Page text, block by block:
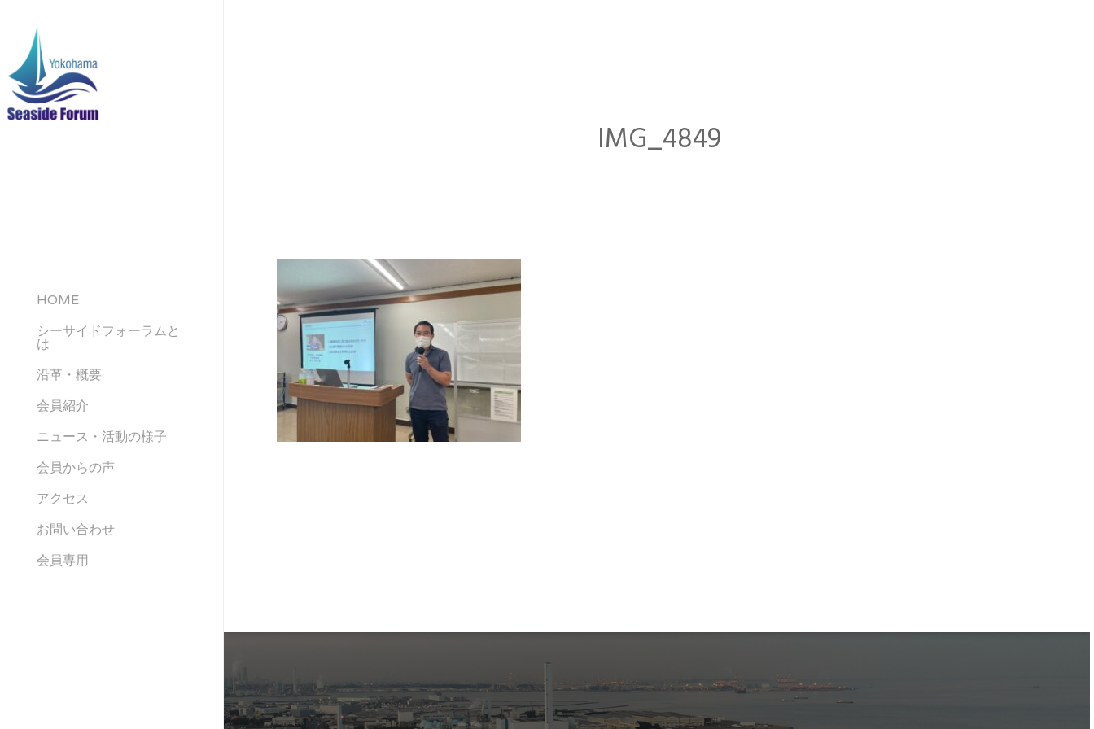
content
HOME
シーサイドフォーラムと
は
沿革・概要
会員紹介
ニュース・活動の様子
会員からの声
アクセス
お問い合わせ
会員専用
IMG_4849